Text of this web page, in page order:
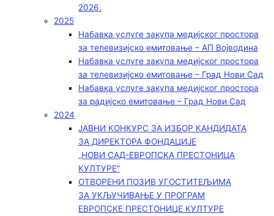
2026.
2025
Набавка услуге закупа медијског простора
за телевизијско емитовање – АП Војводинa
Набавка услуге закупа медијског простора
за телевизијско емитовање – Град Нови Сад
Набавка услуге закупа медијског простора
за радијско емитовање – Град Нови Сад
2024
ЈАВНИ КОНКУРС ЗА ИЗБОР КАНДИДАТА
ЗА ДИРЕКТОРА ФОНДАЦИЈЕ
„НОВИ САД-ЕВРОПСКА ПРЕСТОНИЦА
КУЛТУРЕ“
ОТВОРЕНИ ПОЗИВ УГОСТИТЕЉИМА
ЗА УКЉУЧИВАЊЕ У ПРОГРАМ
ЕВРОПСКЕ ПРЕСТОНИЦЕ КУЛТУРЕ